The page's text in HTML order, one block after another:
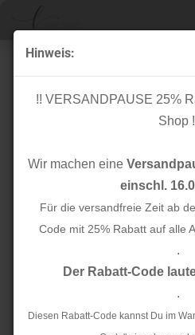
Hinweis:
!! VERSANDPAUSE 25%
Shop
Wir machen eine
einschl.
Für die versandfreie Zeit ab
Code mit 25% Rabatt auf alle
.
Der Rabatt-Code
.
Diesen Rabatt-Code kannst Du im
Knopf Corozo - Dish - 25 mm -